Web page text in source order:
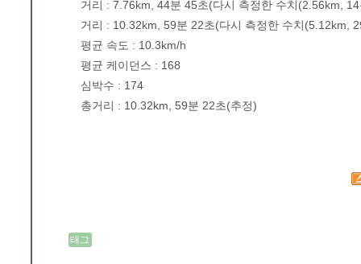
거리 : 7.76km, 44분 45초(다시 측정한 수치(2.56km,
거리 : 10.32km, 59분 22초(다시 측정한 수치(5.12km,
평균 속도 : 10.3km/h
평균 케이던스 : 168
심박수 : 174
총거리 : 10.32km, 59분 22초(추정)
태그